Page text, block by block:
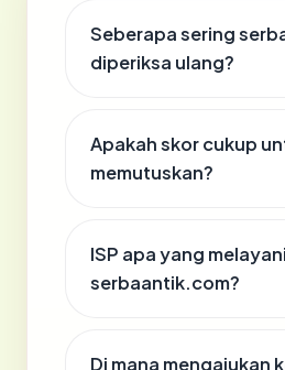
Seberapa sering
diperiksa ulang?
Apakah skor cukup
memutuskan?
ISP apa yang melayani
serbaantik.com?
Di mana mengajukan